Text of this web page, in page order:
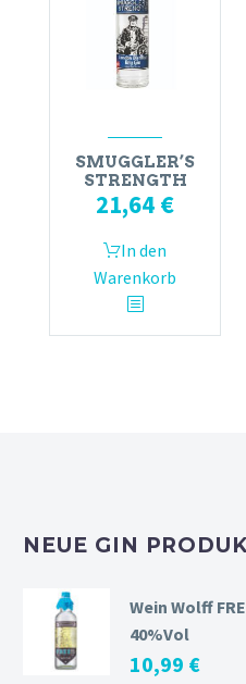
SMUGGLER’S
STRENGTH
21,64 €
In den
Warenkorb
NEUE GIN
Wein Wolff
40%Vol
10,99 €